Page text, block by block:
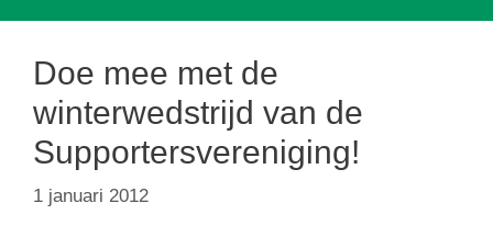
Doe mee met de
winterwedstrijd van de
Supportersvereniging!
1 januari 2012